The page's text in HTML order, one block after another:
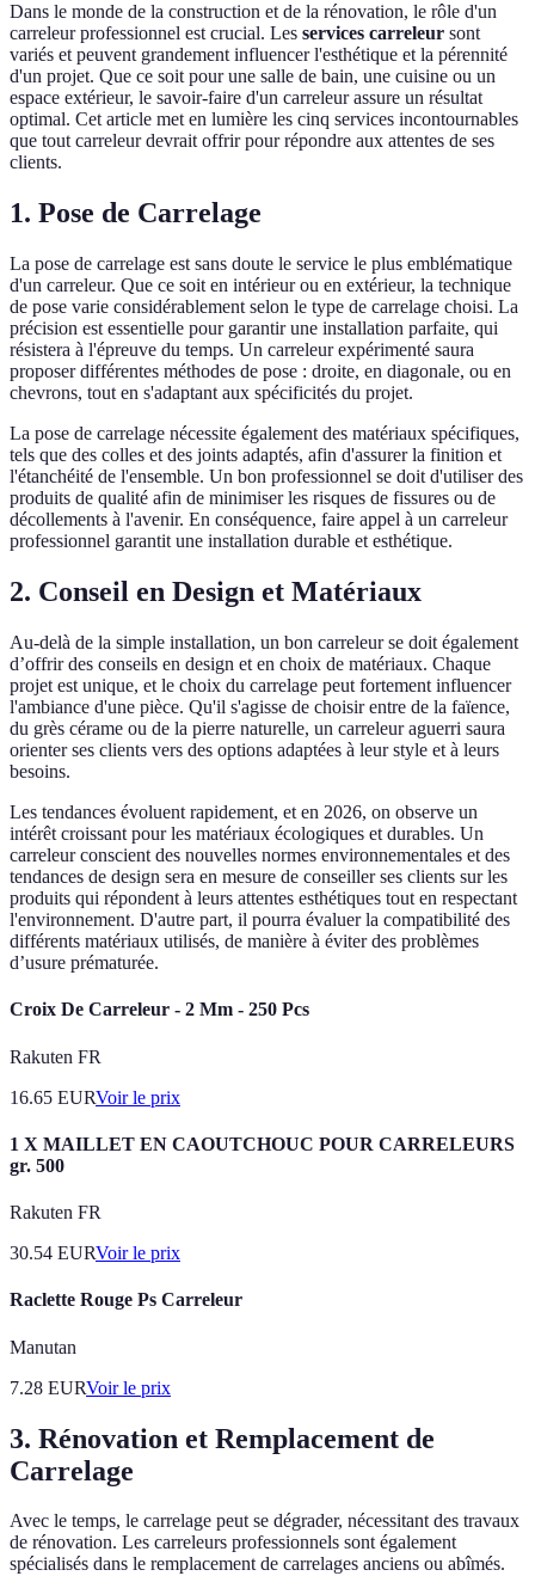
Dans le monde de la construction et de la rénovation, le rôle d'un
carreleur professionnel est crucial. Les services carreleur sont
variés et peuvent grandement influencer l'esthétique et la pérennité
d'un projet. Que ce soit pour une salle de bain, une cuisine ou un
espace extérieur, le savoir-faire d'un carreleur assure un résultat
optimal. Cet article met en lumière les cinq services incontournables
que tout carreleur devrait offrir pour répondre aux attentes de ses
clients.
1. Pose de Carrelage
La pose de carrelage est sans doute le service le plus emblématique
d'un carreleur. Que ce soit en intérieur ou en extérieur, la technique
de pose varie considérablement selon le type de carrelage choisi. La
précision est essentielle pour garantir une installation parfaite, qui
résistera à l'épreuve du temps. Un carreleur expérimenté saura
proposer différentes méthodes de pose : droite, en diagonale, ou en
chevrons, tout en s'adaptant aux spécificités du projet.
La pose de carrelage nécessite également des matériaux spécifiques,
tels que des colles et des joints adaptés, afin d'assurer la finition et
l'étanchéité de l'ensemble. Un bon professionnel se doit d'utiliser des
produits de qualité afin de minimiser les risques de fissures ou de
décollements à l'avenir. En conséquence, faire appel à un carreleur
professionnel garantit une installation durable et esthétique.
2. Conseil en Design et Matériaux
Au-delà de la simple installation, un bon carreleur se doit également
d’offrir des conseils en design et en choix de matériaux. Chaque
projet est unique, et le choix du carrelage peut fortement influencer
l'ambiance d'une pièce. Qu'il s'agisse de choisir entre de la faïence,
du grès cérame ou de la pierre naturelle, un carreleur aguerri saura
orienter ses clients vers des options adaptées à leur style et à leurs
besoins.
Les tendances évoluent rapidement, et en 2026, on observe un
intérêt croissant pour les matériaux écologiques et durables. Un
carreleur conscient des nouvelles normes environnementales et des
tendances de design sera en mesure de conseiller ses clients sur les
produits qui répondent à leurs attentes esthétiques tout en respectant
l'environnement. D'autre part, il pourra évaluer la compatibilité des
différents matériaux utilisés, de manière à éviter des problèmes
d’usure prématurée.
Croix De Carreleur - 2 Mm - 250 Pcs
Rakuten FR
16.65 EURVoir le prix
1 X MAILLET EN CAOUTCHOUC POUR CARRELEURS
gr. 500
Rakuten FR
30.54 EURVoir le prix
Raclette Rouge Ps Carreleur
Manutan
7.28 EURVoir le prix
3. Rénovation et Remplacement de
Carrelage
Avec le temps, le carrelage peut se dégrader, nécessitant des travaux
de rénovation. Les carreleurs professionnels sont également
spécialisés dans le remplacement de carrelages anciens ou abîmés.